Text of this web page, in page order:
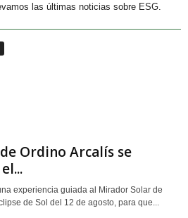
las últimas noticias sobre ESG.
Ordino Arcalís se
experiencia guiada al Mirador Solar de
de Sol del 12 de agosto, para que...